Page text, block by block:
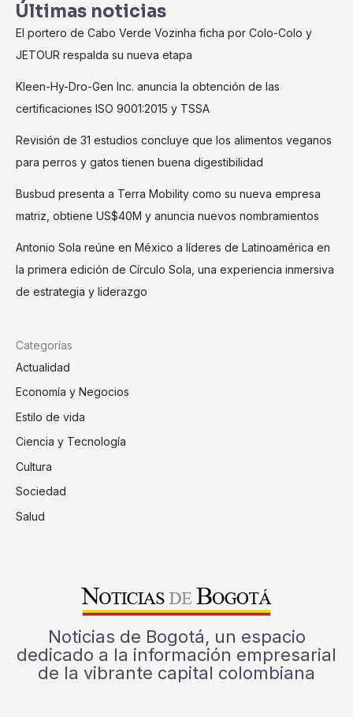
Últimas noticias
El portero de Cabo Verde Vozinha ficha por Colo-Colo y
JETOUR respalda su nueva etapa
Kleen-Hy-Dro-Gen Inc. anuncia la obtención de las
certificaciones ISO 9001:2015 y TSSA
Revisión de 31 estudios concluye que los alimentos veganos
para perros y gatos tienen buena digestibilidad
Busbud presenta a Terra Mobility como su nueva empresa
matriz, obtiene US$40M y anuncia nuevos nombramientos
Antonio Sola reúne en México a líderes de Latinoamérica en
la primera edición de Círculo Sola, una experiencia inmersiva
de estrategia y liderazgo
Categorías
Actualidad
Economía y Negocios
Estilo de vida
Ciencia y Tecnología
Cultura
Sociedad
Salud
Noticias de Bogotá, un espacio
dedicado a la información empresarial
de la vibrante capital colombiana